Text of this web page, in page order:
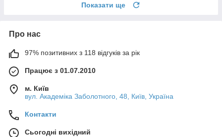
Показати ще
Про нас
97% позитивних з 118 відгуків за рік
Працює з 01.07.2010
м. Київ
вул. Академіка Заболотного, 48, Київ, Україна
Контакти
Сьогодні вихідний